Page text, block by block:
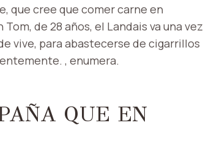
que cree que comer carne en
de 28 años, el Landais va una vez
vive, para abastecerse de cigarrillos
, enumera.
QUE EN